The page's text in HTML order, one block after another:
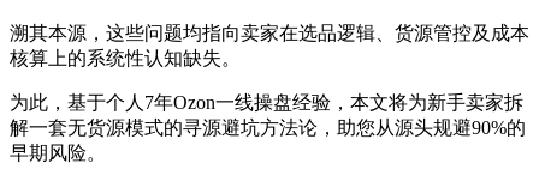
溯其本源，这些问题均指向卖家在选品逻辑、货源管控及成本
核算上的系统性认知缺失。
为此，基于个人7年Ozon一线操盘经验，本文将为新手卖家拆
解一套无货源模式的寻源避坑方法论，助您从源头规避90%的
早期风险。